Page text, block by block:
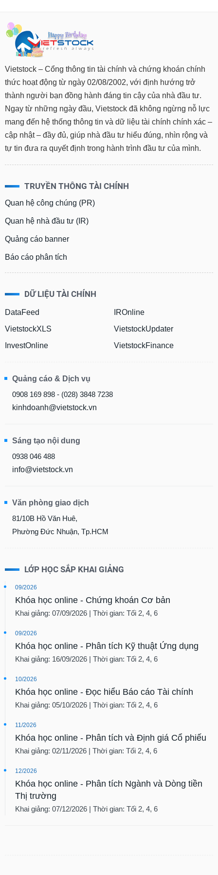
Vietstock – Cổng thông tin tài chính và chứng khoán chính
thức hoạt động từ ngày 02/08/2002, với định hướng trở
thành người bạn đồng hành đáng tin cậy của nhà đầu tư.
Ngay từ những ngày đầu, Vietstock đã không ngừng nỗ lực
mang đến hệ thống thông tin và dữ liệu tài chính chính xác –
cập nhật – đầy đủ, giúp nhà đầu tư hiểu đúng, nhìn rộng và
tự tin đưa ra quyết định trong hành trình đầu tư của mình.
TRUYỀN THÔNG TÀI CHÍNH
Quan hệ công chúng (PR)
Quan hệ nhà đầu tư (IR)
Quảng cáo banner
Báo cáo phân tích
DỮ LIỆU TÀI CHÍNH
DataFeed
VietstockXLS
InvestOnline
IROnline
VietstockUpdater
VietstockFinance
Quảng cáo & Dịch vụ
0908 169 898 - (028) 3848 7238
kinhdoanh@vietstock.vn
Sáng tạo nội dung
0938 046 488
info@vietstock.vn
Văn phòng giao dịch
81/10B Hồ Văn Huê,
Phường Đức Nhuận, Tp.HCM
LỚP HỌC SẮP KHAI GIẢNG
09/2026
Khóa học online - Chứng khoán Cơ bản
Khai giảng: 07/09/2026 | Thời gian: Tối 2, 4, 6
09/2026
Khóa học online - Phân tích Kỹ thuật Ứng dụng
Khai giảng: 16/09/2026 | Thời gian: Tối 2, 4, 6
10/2026
Khóa học online - Đọc hiểu Báo cáo Tài chính
Khai giảng: 05/10/2026 | Thời gian: Tối 2, 4, 6
11/2026
Khóa học online - Phân tích và Định giá Cổ phiếu
Khai giảng: 02/11/2026 | Thời gian: Tối 2, 4, 6
12/2026
Khóa học online - Phân tích Ngành và Dòng tiền
Thị trường
Khai giảng: 07/12/2026 | Thời gian: Tối 2, 4, 6